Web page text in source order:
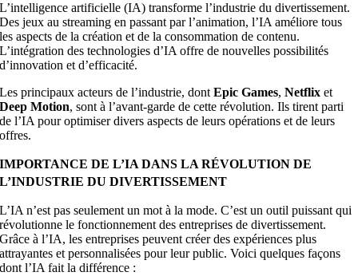
L’intelligence artificielle (IA) transforme l’industrie du divertissement.
Des jeux au streaming en passant par l’animation, l’IA améliore tous
les aspects de la création et de la consommation de contenu.
L’intégration des technologies d’IA offre de nouvelles possibilités
d’innovation et d’efficacité.
Les principaux acteurs de l’industrie, dontEpic Games,Netflix et
Deep Motion, sont à l’avant-garde de cette révolution. Ils tirent parti
de l’IA pour optimiser divers aspects de leurs opérations et de leurs
offres.
IMPORTANCE DE L’IA DANS LA RÉVOLUTION DE
L’INDUSTRIE DU DIVERTISSEMENT
L’IA n’est pas seulement un mot à la mode. C’est un outil puissant qui
révolutionne le fonctionnement des entreprises de divertissement.
Grâce à l’IA, les entreprises peuvent créer des expériences plus
attrayantes et personnalisées pour leur public. Voici quelques façons
dont l’IA fait la différence :